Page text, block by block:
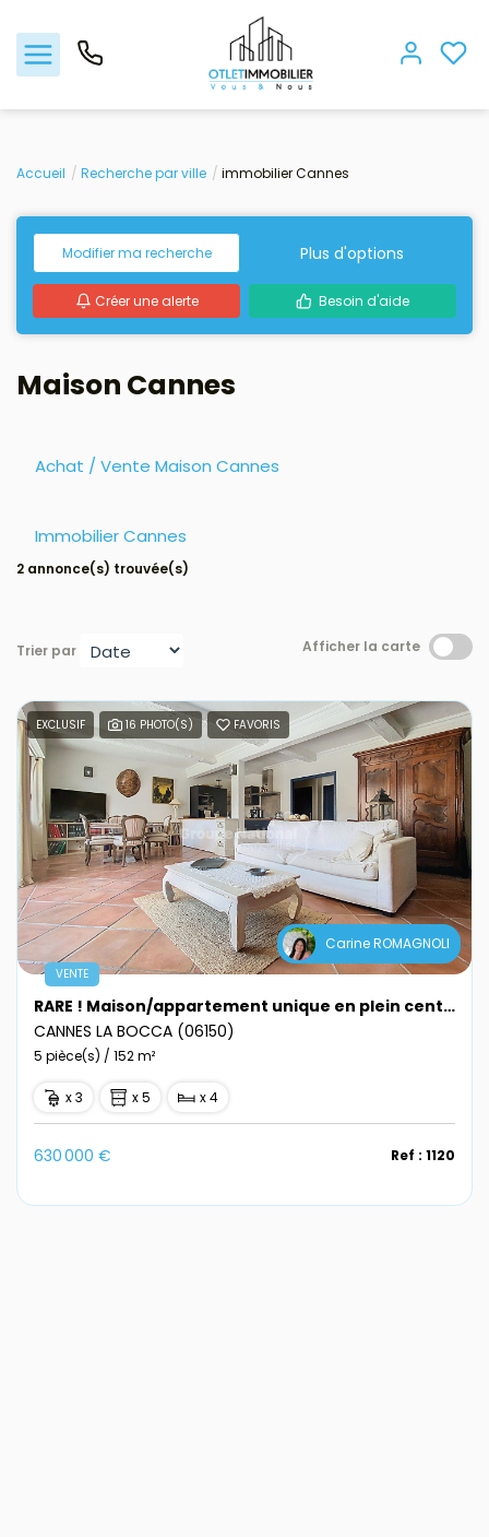
Acheter
Louer
Gestion locative
Nos agences
Avis clients
Estimation
Avis clients
Accueil Recherche par ville immobilier Cannes
Modifier ma recherche Plus d'options
Créer une alerte Besoin d'aide
Maison Cannes
Achat / Vente Maison Cannes
Immobilier Cannes
2 annonce(s) trouvée(s)
Trier par Afficher la carte
EXCLUSIF 16 PHOTO(S) FAVORIS
Carine ROMAGNOLI
VENTE
RARE ! Maison/appartement unique en plein centre ville avec piscine privée !
CANNES LA BOCCA (06150)
5 pièce(s) / 152 m²
x 3 x 5 x 4
630 000 € Ref : 1120